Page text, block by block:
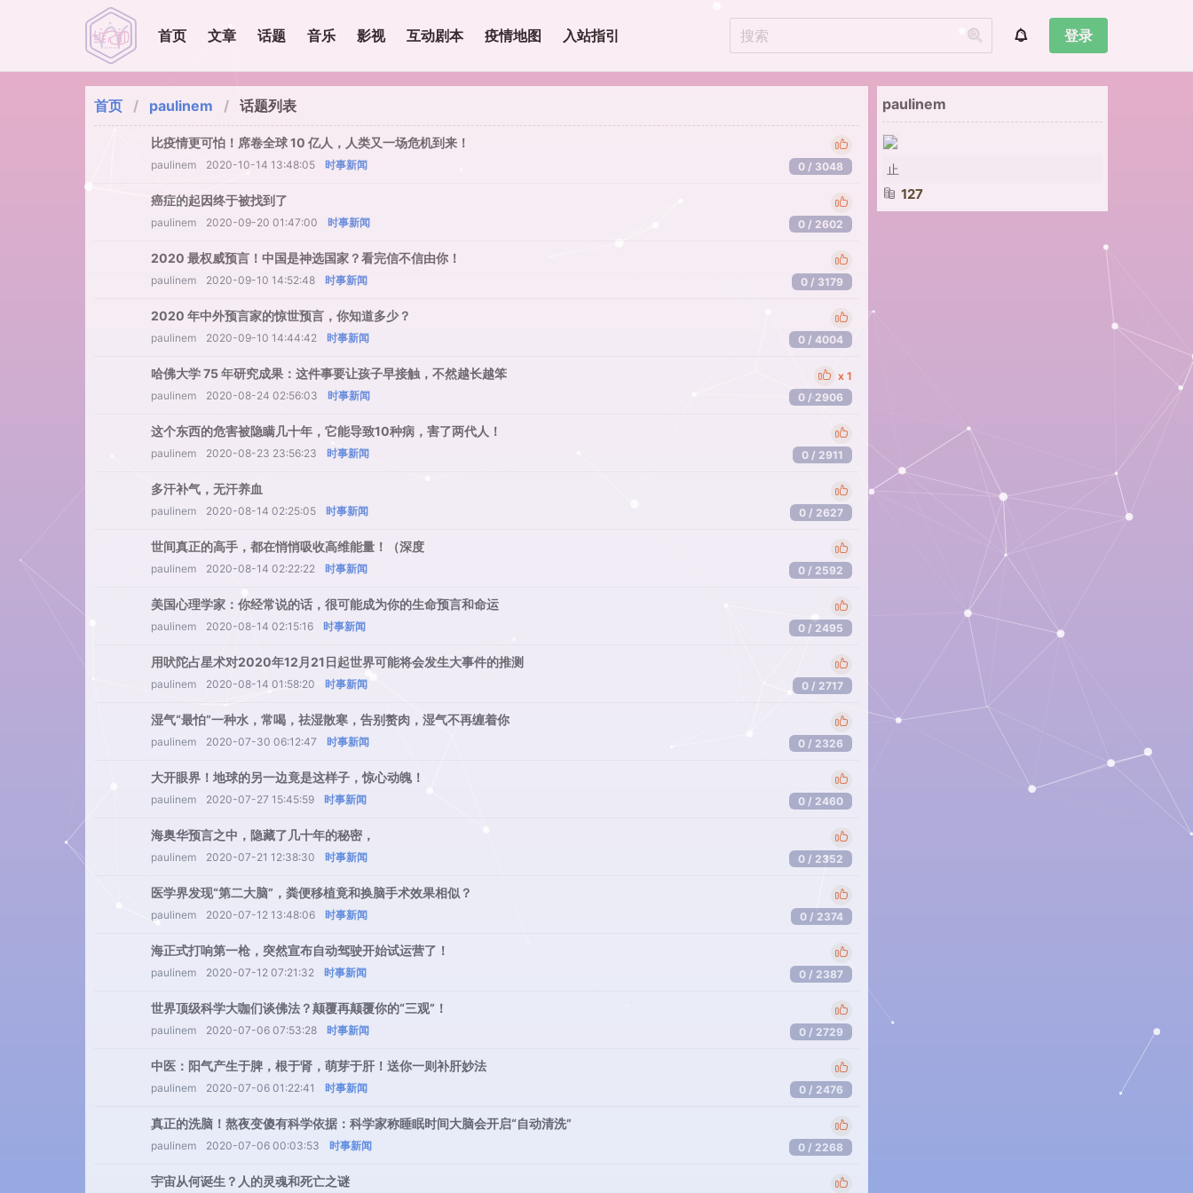
首页 文章 话题 音乐 影视 互动剧本 疫情地图 入站指引 登录
首页 paulinem 话题列表
比疫情更可怕！席卷全球 10 亿人，人类又一场危机到来！
paulinem 2020-10-14 13:48:05 时事新闻 0 / 3048
癌症的起因终于被找到了
paulinem 2020-09-20 01:47:00 时事新闻 0 / 2602
2020 最权威预言！中国是神选国家？看完信不信由你！
paulinem 2020-09-10 14:52:48 时事新闻 0 / 3179
2020 年中外预言家的惊世预言，你知道多少？
paulinem 2020-09-10 14:44:42 时事新闻 0 / 4004
哈佛大学 75 年研究成果：这件事要让孩子早接触，不然越长越笨
paulinem 2020-08-24 02:56:03 时事新闻
1
0 / 2906
这个东西的危害被隐瞒几十年，它能导致10种病，害了两代人！
paulinem 2020-08-23 23:56:23 时事新闻 0 / 2911
多汗补气，无汗养血
paulinem 2020-08-14 02:25:05 时事新闻 0 / 2627
世间真正的高手，都在悄悄吸收高维能量！（深度
paulinem 2020-08-14 02:22:22 时事新闻 0 / 2592
美国心理学家：你经常说的话，很可能成为你的生命预言和命运
paulinem 2020-08-14 02:15:16 时事新闻 0 / 2495
用吠陀占星术对2020年12月21日起世界可能将会发生大事件的推测
paulinem 2020-08-14 01:58:20 时事新闻 0 / 2717
湿气“最怕”一种水，常喝，祛湿散寒，告别赘肉，湿气不再缠着你
paulinem 2020-07-30 06:12:47 时事新闻 0 / 2326
大开眼界！地球的另一边竟是这样子，惊心动魄！
paulinem 2020-07-27 15:45:59 时事新闻 0 / 2460
海奥华预言之中，隐藏了几十年的秘密，
paulinem 2020-07-21 12:38:30 时事新闻 0 / 2352
医学界发现“第二大脑”，粪便移植竟和换脑手术效果相似？
paulinem 2020-07-12 13:48:06 时事新闻 0 / 2374
海正式打响第一枪，突然宣布自动驾驶开始试运营了！
paulinem 2020-07-12 07:21:32 时事新闻 0 / 2387
世界顶级科学大咖们谈佛法？颠覆再颠覆你的“三观”！
paulinem 2020-07-06 07:53:28 时事新闻 0 / 2729
中医：阳气产生于脾，根于肾，萌芽于肝！送你一则补肝妙法
paulinem 2020-07-06 01:22:41 时事新闻 0 / 2476
真正的洗脑！熬夜变傻有科学依据：科学家称睡眠时间大脑会开启“自动清洗”
paulinem 2020-07-06 00:03:53 时事新闻 0 / 2268
宇宙从何诞生？人的灵魂和死亡之谜
paulinem
止
127